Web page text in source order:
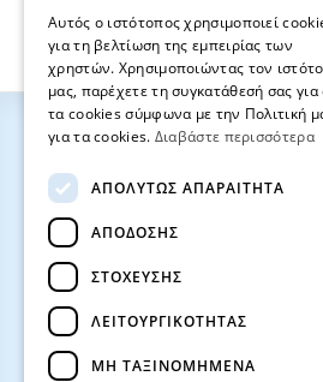
Αυτός ο ιστότοπος χρησιμοποιεί
για τη βελτίωση της εμπειρίας των
χρηστών. Χρησιμοποιώντας τον
μας, παρέχετε τη συγκατάθεσή σας για
τα cookies σύμφωνα με την Πολιτική
για τα cookies. Διαβάστε περισσότερα
ΑΠΟΛΎΤΩΣ ΑΠΑΡΑΊΤΗΤΑ
ΑΠΌΔΟΣΗΣ
ΣΤΌΧΕΥΣΗΣ
ΛΕΙΤΟΥΡΓΙΚΌΤΗΤΑΣ
ΜΗ ΤΑΞΙΝΟΜΗΜΈΝΑ